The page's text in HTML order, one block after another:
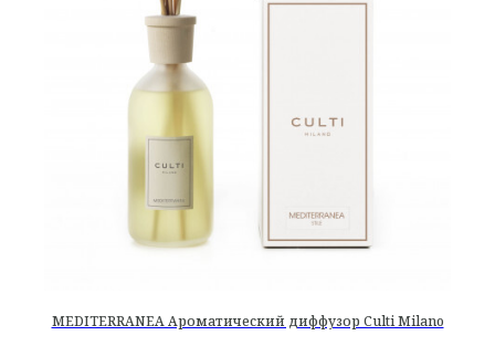
MEDITERRANEA Ароматический диффузор Culti Milano